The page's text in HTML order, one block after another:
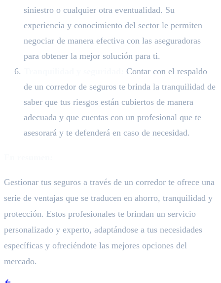
siniestro o cualquier otra eventualidad. Su
experiencia y conocimiento del sector le permiten
negociar de manera efectiva con las aseguradoras
para obtener la mejor solución para ti.
Contar con el respaldo
de un corredor de seguros te brinda la tranquilidad de
saber que tus riesgos están cubiertos de manera
adecuada y que cuentas con un profesional que te
asesorará y te defenderá en caso de necesidad.
Gestionar tus seguros a través de un corredor te ofrece una
serie de ventajas que se traducen en ahorro, tranquilidad y
protección. Estos profesionales te brindan un servicio
personalizado y experto, adaptándose a tus necesidades
específicas y ofreciéndote las mejores opciones del
mercado.